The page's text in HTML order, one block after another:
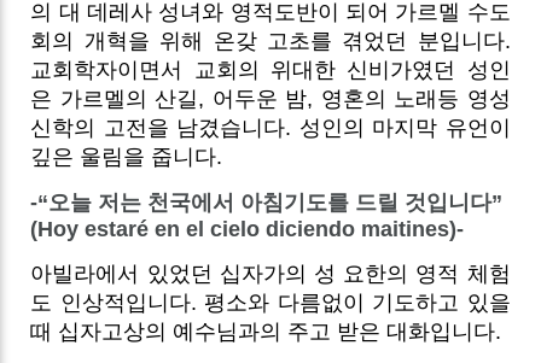
의 대 데레사 성녀와 영적도반이 되어 가르멜 수도
회의 개혁을 위해 온갖 고초를 겪었던 분입니다.
교회학자이면서 교회의 위대한 신비가였던 성인
은 가르멜의 산길, 어두운 밤, 영혼의 노래등 영성
신학의 고전을 남겼습니다. 성인의 마지막 유언이
깊은 울림을 줍니다.
-“오늘 저는 천국에서 아침기도를 드릴 것입니다”
(Hoy estaré en el cielo diciendo maitines)-
아빌라에서 있었던 십자가의 성 요한의 영적 체험
도 인상적입니다. 평소와 다름없이 기도하고 있을
때 십자고상의 예수님과의 주고 받은 대화입니다.